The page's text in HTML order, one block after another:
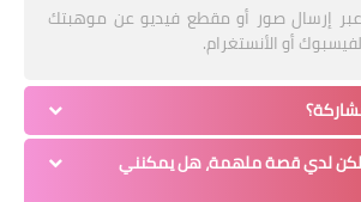
إرسال صور أو مقطع فيديو عن موهبتك
أو الأنستغرام.
لدي قصة ملهمة، هل يمكنني